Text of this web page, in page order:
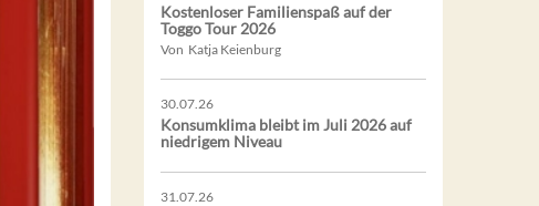
Kostenloser Familienspaß auf der
Toggo Tour 2026
Von Katja Keienburg
30.07.26
Konsumklima bleibt im Juli 2026 auf
niedrigem Niveau
31.07.26